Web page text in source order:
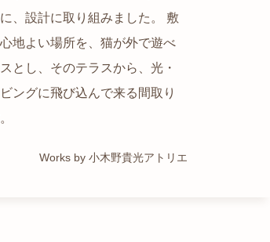
、設計に取り組みました。 敷
地よい場所を、猫が外で遊べ
とし、そのテラスから、光・
ングに飛び込んで来る間取り
Works by 小木野貴光アトリエ
らも緑の多いエリアです。 そ
り入れること、窓の配置を工
光を取り入れながらも、カー
生活できる様設計していま
イルアーキテクツ 一級建築士事務所
を切り開いて造った、ワイル
スをイメージした空間が広が
す。
Works by ZAG空間設計舎
工場が、その趣を残しつつ孫
蘇りました。
Works by ZAG空間設計舎